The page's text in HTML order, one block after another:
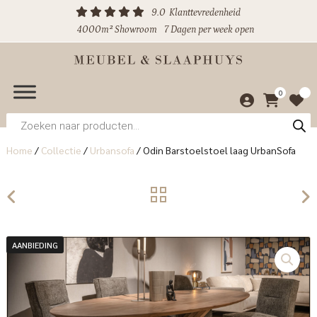
9.0 Klanttevredenheid
4000m² Showroom
7 Dagen per week open
0
Producten
zoeken
Home / Collectie / Urbansofa /Odin Barstoelstoel laag UrbanSofa
AANBIEDING